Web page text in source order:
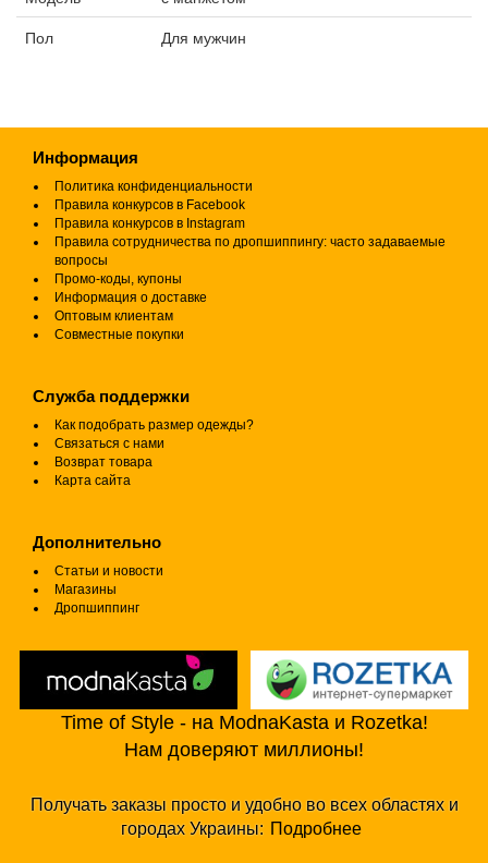
Пол
Для мужчин
Информация
Политика конфиденциальности
Правила конкурсов в Facebook
Правила конкурсов в Instagram
Правила сотрудничества по дропшиппингу: часто задаваемые
вопросы
Промо-коды, купоны
Информация о доставке
Оптовым клиентам
Совместные покупки
Служба поддержки
Как подобрать размер одежды?
Связаться с нами
Возврат товара
Карта сайта
Дополнительно
Статьи и новости
Магазины
Дропшиппинг
Time of Style - на ModnaKasta и Rozetka!
Нам доверяют миллионы!
Получать заказы просто и удобно во всех областях и
городах Украины: Подробнее